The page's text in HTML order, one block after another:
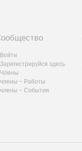
здесь
- Работы
- События